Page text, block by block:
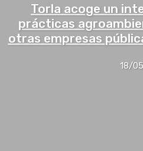
Torla acoge un
prácticas
otras empresas
18/